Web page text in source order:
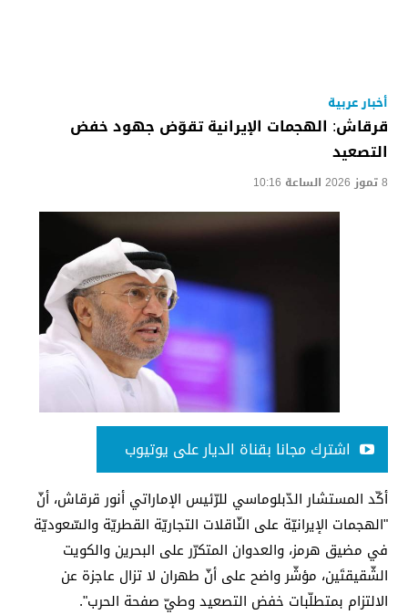
أخبار عربية
قرقاش: الهجمات الإيرانية تقوّض جهود خفض
التصعيد
8 تموز 2026 الساعة 10:16
اشترك مجانا بقناة الديار على يوتيوب
أكّد المستشار الدّبلوماسي للرّئيس الإماراتي ​أنور قرقاش​، أنّ
"الهجمات الإيرانيّة على النّاقلات التجاريّة القطريّة والسّعوديّة
في ​مضيق هرمز​، والعدوان المتكرّر على ​البحرين​ و​الكويت​
الشّقيقتَين، مؤشّر واضح على أنّ طهران لا تزال عاجزة عن
الالتزام بمتطلّبات خفض التصعيد وطيّ صفحة الحرب".